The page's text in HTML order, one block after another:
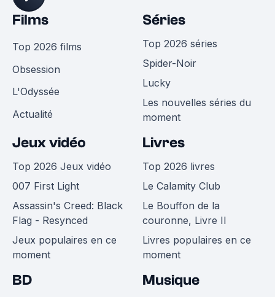
Films
Top 2026 films
Obsession
L'Odyssée
Actualité
Séries
Top 2026 séries
Spider-Noir
Lucky
Les nouvelles séries du
moment
Jeux vidéo
Top 2026 Jeux vidéo
007 First Light
Assassin's Creed: Black
Flag - Resynced
Jeux populaires en ce
moment
Livres
Top 2026 livres
Le Calamity Club
Le Bouffon de la
couronne, Livre II
Livres populaires en ce
moment
BD Musique